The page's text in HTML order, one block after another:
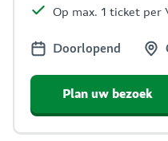
Op max. 1 ticket per
Doorlopend
Plan uw bezoek